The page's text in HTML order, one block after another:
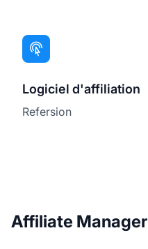
Logiciel d'affiliation
Refersion
Affiliate Manager